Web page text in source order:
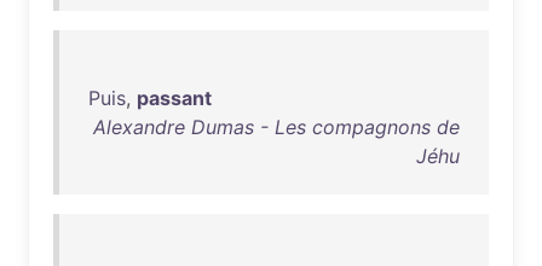
Puis, passant
Alexandre Dumas - Les compagnons de
Jéhu